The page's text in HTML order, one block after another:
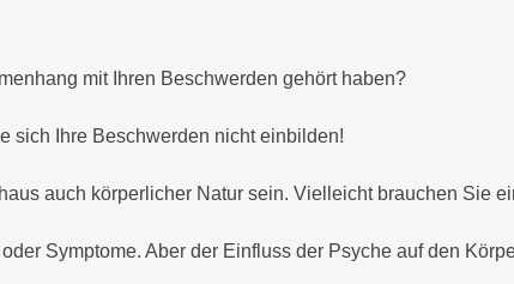
Allergien und
Beschwerden
Beschwerden
Gesprächstherapie
Injektion und
mit Ihren Beschwerden gehört haben?
sich Ihre Beschwerden nicht einbilden!
auch körperlicher Natur sein. Vielleicht brauchen Sie
Symptome. Aber der Einfluss der Psyche auf den